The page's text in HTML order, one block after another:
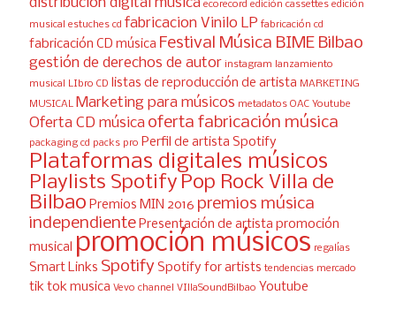
distribución digital música ecorecord edición cassettes edición
musical estuches cd fabricacion Vinilo LP fabricación cd
fabricación CD música Festival Música BIME Bilbao
gestión de derechos de autor instagram lanzamiento
musical
LIbro CD listas de reproducción de artista MARKETING
MUSICAL Marketing para músicos metadatos OAC Youtube
Oferta CD música oferta fabricación música
packaging cd packs pro Perfil de artista Spotify
Plataformas digitales músicos
Playlists Spotify Pop Rock Villa de
Bilbao Premios MIN 2016 premios música
independiente Presentación de artista promoción
musical promoción músicos regalías
Smart Links SpotifySpotify for artists tendencias mercado
tik tok musica Vevo channel VIllaSoundBilbao Youtube